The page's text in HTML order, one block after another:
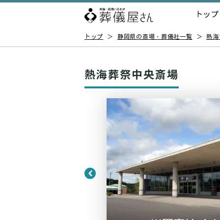
トップ
トップ ＞ 静岡県の斎場・葬儀社一覧 ＞ 熱
熱海葬祭中央斎場